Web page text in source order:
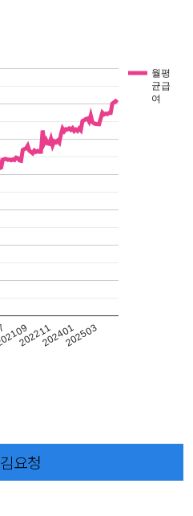
월평
균급
여
202211202401202503
요청